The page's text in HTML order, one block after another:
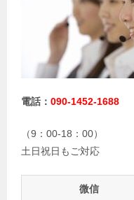
電話： 090-1452-1688
（9：00-18：00）
土日祝日もご対応
微信